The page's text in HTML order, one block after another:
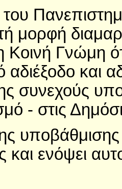
μορφή
Κοινή Γνώμη
αδιέξοδο και
συνεχούς
- στις
υποβάθμισης
και ενόψει